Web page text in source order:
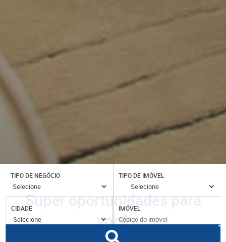
TIPO DE NEGÓCIO TIPO DE IMÓVEL
CIDADE IMÓVEL
Super oportunidades para
você